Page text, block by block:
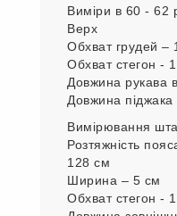
Довжина рукава
Довжина піджака
Вимірювання
Розтяжність
Ширина – 5 см
Обхват стегон -
Довжина
По
Виміри в 60 - 62
Верх
Обхват грудей –